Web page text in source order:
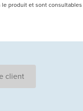
le produit et sont
client